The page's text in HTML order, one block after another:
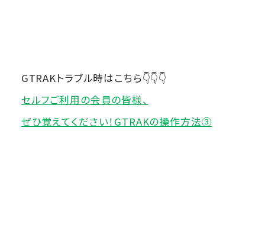
GTRAKトラブル時はこちら👇👇👇
セルフご利用の会員の皆様、
ぜひ覚えてください！ GTRAKの操作方法③